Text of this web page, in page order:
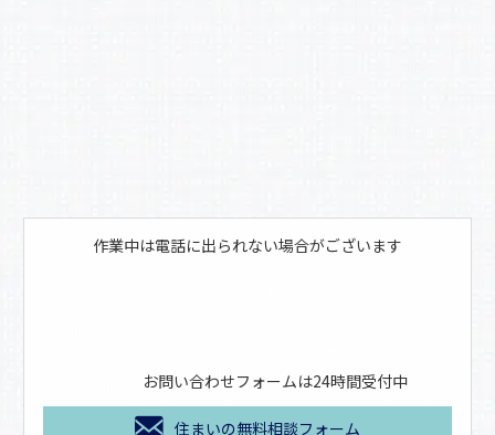
作業中は電話に出られない場合がございます
お問い合わせフォームは24時間受付中
住まいの無料相談フォーム